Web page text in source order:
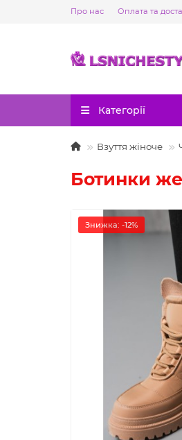
Про нас Оплата та
Категорії
Взуття жіноче
Ботинки
Знижка: -12%